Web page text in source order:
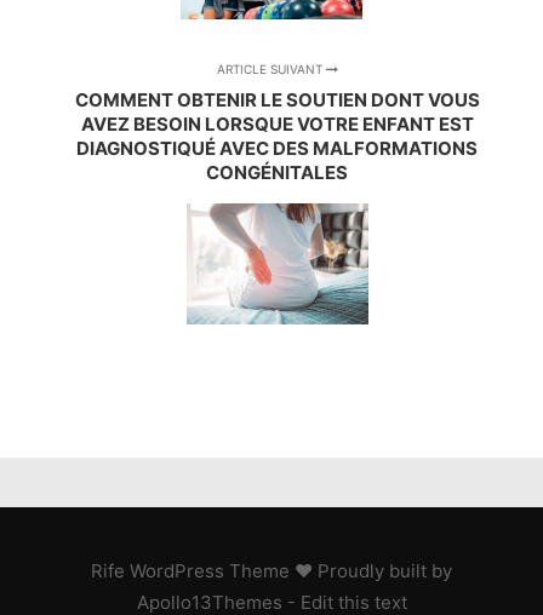
ARTICLE SUIVANT
COMMENT OBTENIR LE SOUTIEN DONT VOUS
AVEZ BESOIN LORSQUE VOTRE ENFANT EST
DIAGNOSTIQUÉ AVEC DES MALFORMATIONS
CONGÉNITALES
Rife WordPress Theme ♥ Proudly built by
Apollo13Themes - Edit this text